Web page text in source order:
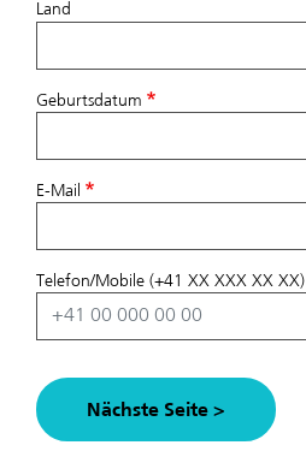
Land
Geburtsdatum
E-Mail
Telefon/Mobile (+41 XX XXX XX XX)